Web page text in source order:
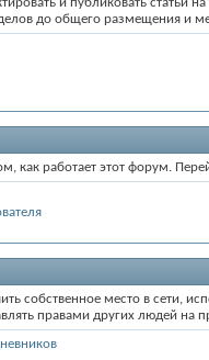
до общего размещения и
как работает этот форум.
собственное место в сети,
правами других людей на